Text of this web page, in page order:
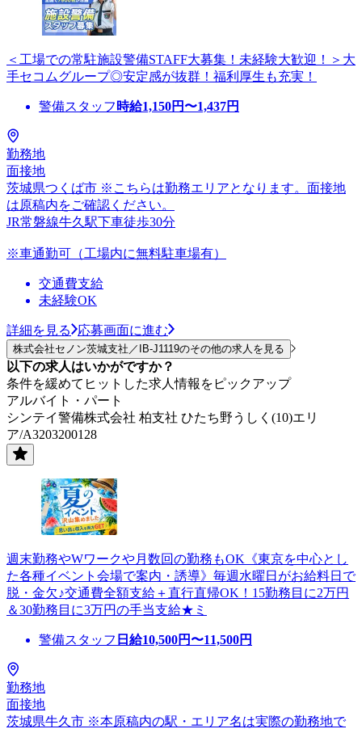
＜工場での常駐施設警備STAFF大募集！未経験大歓迎！＞大
手セコムグループ◎安定感が抜群！福利厚生も充実！
警備スタッフ 時給1,150円〜1,437円
勤務地
面接地
茨城県つくば市 ※こちらは勤務エリアとなります。面接地
は原稿内をご確認ください。
JR常磐線牛久駅下車徒歩30分
※車通勤可（工場内に無料駐車場有）
交通費支給
未経験OK
詳細を見る 応募画面に進む
株式会社セノン茨城支社／IB-J1119のその他の求人を見る
以下の求人はいかがですか？
条件を緩めてヒットした求人情報をピックアップ
アルバイト・パート
シンテイ警備株式会社 柏支社 ひたち野うしく(10)エリ
ア/A3203200128
週末勤務やWワークや月数回の勤務もOK《東京を中心とし
た各種イベント会場で案内・誘導》毎週水曜日がお給料日で
脱・金欠♪交通費全額支給＋直行直帰OK！15勤務目に2万円
＆30勤務目に3万円の手当支給★ミ
警備スタッフ 日給10,500円〜11,500円
勤務地
面接地
茨城県牛久市 ※本原稿内の駅・エリア名は実際の勤務地で